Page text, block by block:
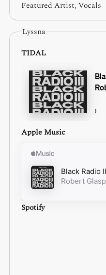
Featured Artist, Vocals
Lyssna
TIDAL
Apple Music
Spotify